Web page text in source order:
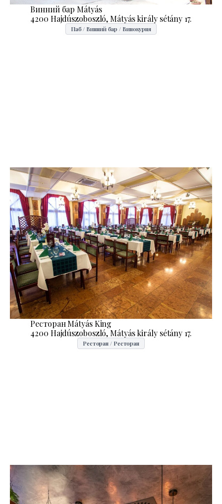
Винний бар Mátyás
4200 Hajdúszoboszló, Mátyás király sétány 17.
Паб / Винний бар / Винокурня
Ресторан Mátyás King
4200 Hajdúszoboszló, Mátyás király sétány 17.
Ресторан / Ресторан